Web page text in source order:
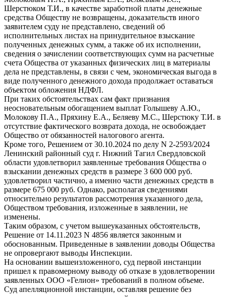
Шерстюком Т.И., в качестве заработной платы денежные
средства Обществу не возвращены, доказательств иного
заявителем суду не представлено, сведений об
исполнительных листах на принудительное взыскание
полученных денежных сумм, а также об их исполнении,
сведения о зачислении соответствующих сумм на расчетные
счета Общества от указанных физических лиц в материалы
дела не представлены, в связи с чем, экономическая выгода в
виде полученного денежного дохода продолжает оставаться
объектом обложения НДФЛ.
При таких обстоятельствах сам факт признания
неосновательным обогащением выплат Голышеву А.Ю.,
Молокову П.А., Пряхину Е.А., Беляеву М.С., Шерстюку Т.И. в
отсутствие фактического возврата дохода, не освобождает
Общество от обязанностей налогового агента.
Кроме того, Решением от 30.10.2024 по делу N 2-2593/2024
Ленинский районный суд г. Нижний Тагил Свердловской
области удовлетворил заявленные требования Общества о
взыскании денежных средств в размере 3 600 000 руб.
удовлетворил частично, а именно части денежных средств в
размере 675 000 руб. Однако, располагая сведениями
относительно результатов рассмотрения указанного дела,
Обществом требования, изложенные в заявлении, не
изменены.
Таким образом, с учетом вышеуказанных обстоятельств,
Решение от 14.11.2023 N 4856 является законным и
обоснованным. Приведенные в заявлении доводы Общества
не опровергают выводы Инспекции.
На основании вышеизложенного, суд первой инстанции
пришел к правомерному выводу об отказе в удовлетворении
заявленных ООО «Гелион» требований в полном объеме.
Суд апелляционной инстанции, оставляя решение без